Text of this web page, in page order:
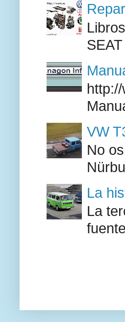
VW
No
La
La